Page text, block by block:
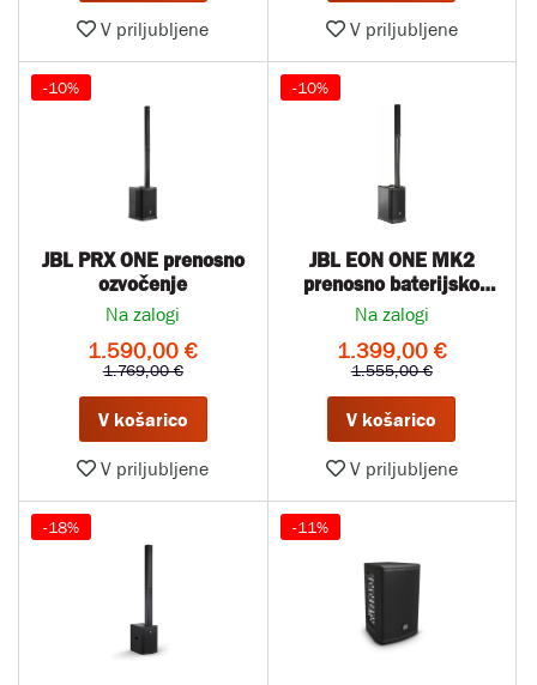
V priljubljene V priljubljene
JBL PRX ONE prenosno
ozvočenje
Na zalogi
1.590,00 €
1.769,00 €
V košarico
V priljubljene
-10%
JBL EON ONE MK2
prenosno baterijsko
ozvočenje
Na zalogi
1.399,00 €
1.555,00 €
V košarico
V priljubljene
-10%
-18% -11%